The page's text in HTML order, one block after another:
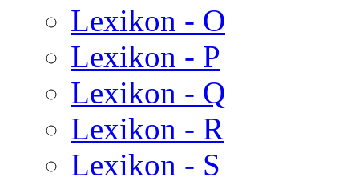
Lexikon - O
Lexikon - P
Lexikon - Q
Lexikon - R
Lexikon - S